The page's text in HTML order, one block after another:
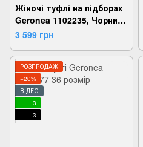
Жіночі туфлі на підборах
Geronea 1102235, Чорний,
36, 2924180843067
3 599 грн
РОЗПРОДАЖ
−20%
ВІДЕО
3
3